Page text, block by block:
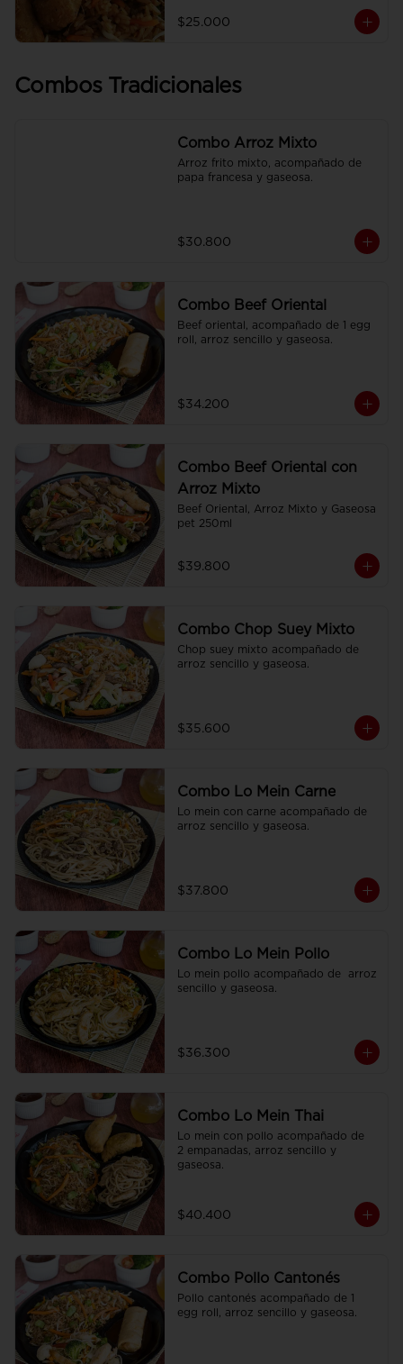
$25.000
Combos Tradicionales
Combo Arroz Mixto
Arroz frito mixto, acompañado de
papa francesa y gaseosa.
$30.800
Combo Beef Oriental
Beef oriental, acompañado de 1 egg
roll, arroz sencillo y gaseosa.
$34.200
Combo Beef Oriental con
Arroz Mixto
Beef Oriental, Arroz Mixto y Gaseosa
pet 250ml
$39.800
Combo Chop Suey Mixto
Chop suey mixto acompañado de
arroz sencillo y gaseosa.
$35.600
Combo Lo Mein Carne
Lo mein con carne acompañado de
arroz sencillo y gaseosa.
$37.800
Combo Lo Mein Pollo
Lo mein pollo acompañado de  arroz
sencillo y gaseosa.
$36.300
Combo Lo Mein Thai
Lo mein con pollo acompañado de
2 empanadas, arroz sencillo y
gaseosa.
$40.400
Combo Pollo Cantonés
Pollo cantonés acompañado de 1
egg roll, arroz sencillo y gaseosa.